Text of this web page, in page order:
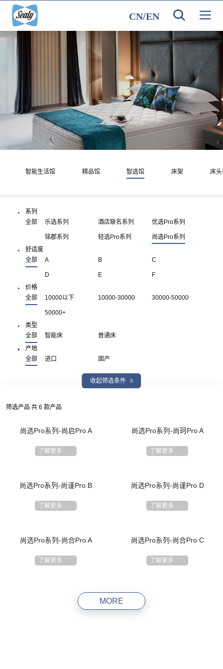
CN/EN
智能生活馆 精品馆 智选馆 床架 床头
系列
全部
乐选系列 酒店联名系列 优选Pro系列
铭郡系列 轻选Pro系列
尚选Pro系列
舒适度
全部
A B C
D E
F
价格
全部
10000以下 10000-30000 30000-50000
50000+
类型
全部
智能床
普通床
产地
全部
进口 国产
收起筛选条件
筛选产品 共 6 款产品
尚选Pro系列-尚启Pro A
了解更多
尚选Pro系列-尚珂Pro A
了解更多
尚选Pro系列-尚谨Pro B
了解更多
尚选Pro系列-尚谨Pro D
了解更多
尚选Pro系列-尚合Pro A
了解更多
尚选Pro系列-尚合Pro C
了解更多
MORE